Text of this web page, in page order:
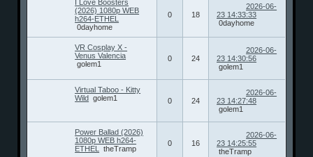
I Love Boosters
(2026) 1080p WEB
h264-ETHEL
0dayhome
0 18
2026-06-
23 14:33:33
0dayhome
VR Cosplay X -
Venus Valencia
golem1
0 24
2026-06-
23 14:30:56
golem1
Virtual Taboo - Kitty
Wild golem1 0 24
2026-06-
23 14:27:48
golem1
Power Ballad (2026)
1080p WEB h264-
ETHEL
theTramp
0 16
2026-06-
23 14:25:55
theTramp